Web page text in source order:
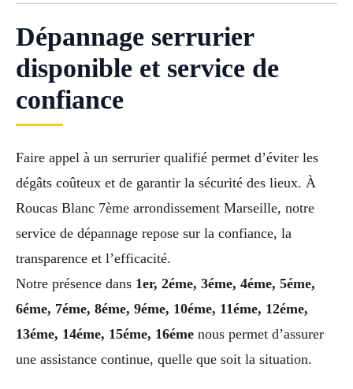
Dépannage serrurier
disponible et service de
confiance
Faire appel à un serrurier qualifié permet d’éviter les
dégâts coûteux et de garantir la sécurité des lieux. À
Roucas Blanc 7ème arrondissement Marseille, notre
service de dépannage repose sur la confiance, la
transparence et l’efficacité.
Notre présence dans 1er, 2éme, 3éme, 4éme, 5éme,
6éme, 7éme, 8éme, 9éme, 10éme, 11éme, 12éme,
13éme, 14éme, 15éme, 16éme nous permet d’assurer
une assistance continue, quelle que soit la situation.